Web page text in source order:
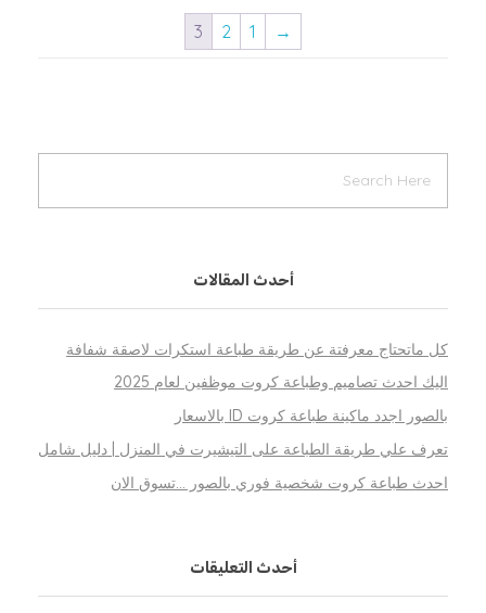
→
1
2
3
أحدث المقالات
كل ماتحتاج معرفتة عن طريقة طباعة استكرات لاصقة شفافة
اليك احدث تصاميم وطباعة كروت موظفين لعام 2025
بالصور اجدد ماكينة طباعة كروت ID بالاسعار
تعرف علي طريقة الطباعة على التيشيرت في المنزل | دليل شامل
احدث طباعة كروت شخصية فوري بالصور …تسوق الان
أحدث التعليقات